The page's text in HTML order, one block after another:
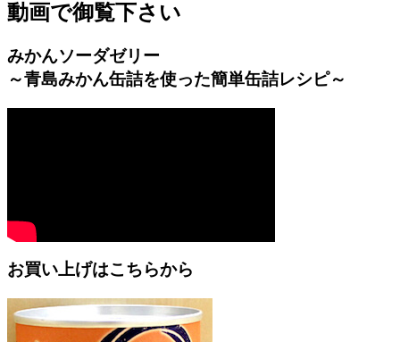
動画で御覧下さい
みかんソーダゼリー
～青島みかん缶詰を使った簡単缶詰レシピ～
お買い上げはこちらから